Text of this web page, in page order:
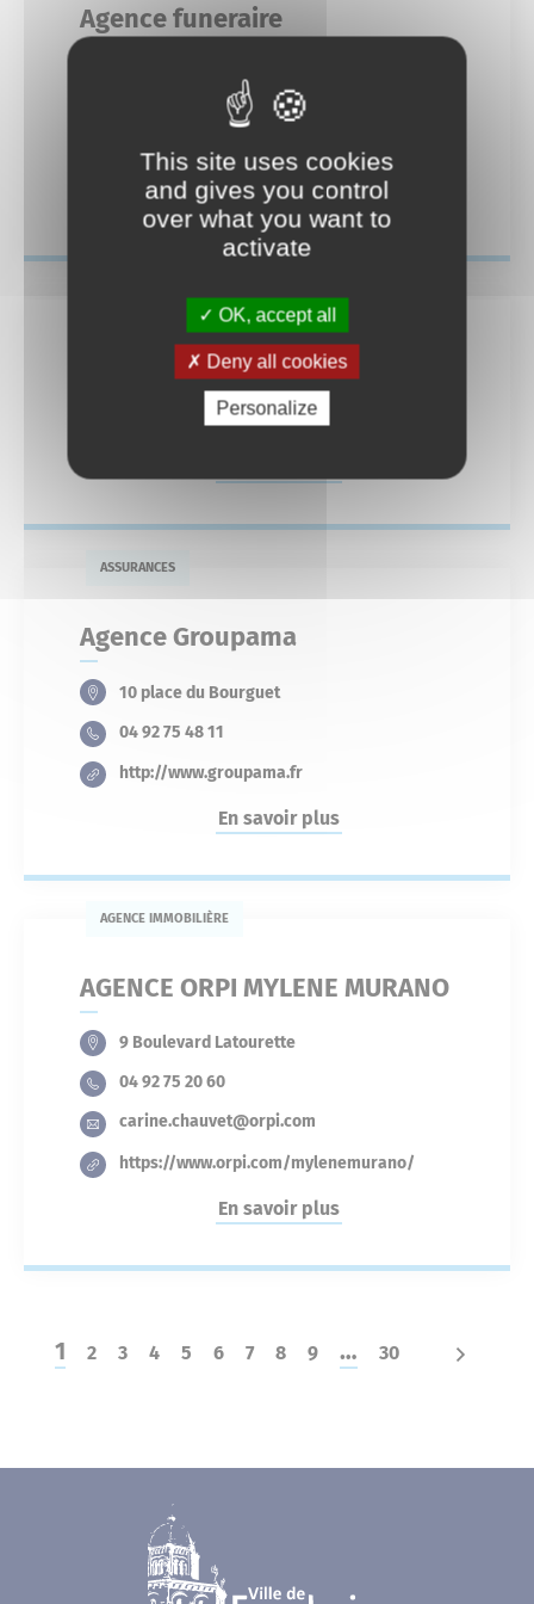
Recensement des jeunes
Service-public.fr
Des actions fortes
Espace Naturel Sensible des Mourres
Consignes de tri
Agence funeraire
agence-funeraire-olivier@orange.fr
En savoir plus
Agence funéraire
7 avenue andré
ASSURANCES
Agence Groupama
10 place du Bourguet
04 92 75 48 11
http://www.groupama.fr
En savoir plus
AGENCE IMMOBILIÈRE
AGENCE ORPI MYLENE MURANO
9 Boulevard Latourette
04 92 75 20 60
carine.chauvet@orpi.com
https://www.orpi.com/mylenemurano/
En savoir plus
1 2 3 4 5 6 7 8 9 … 30
This site uses cookies
and gives you control
over what you want to
activate
OK, accept all
Deny all cookies
Personalize